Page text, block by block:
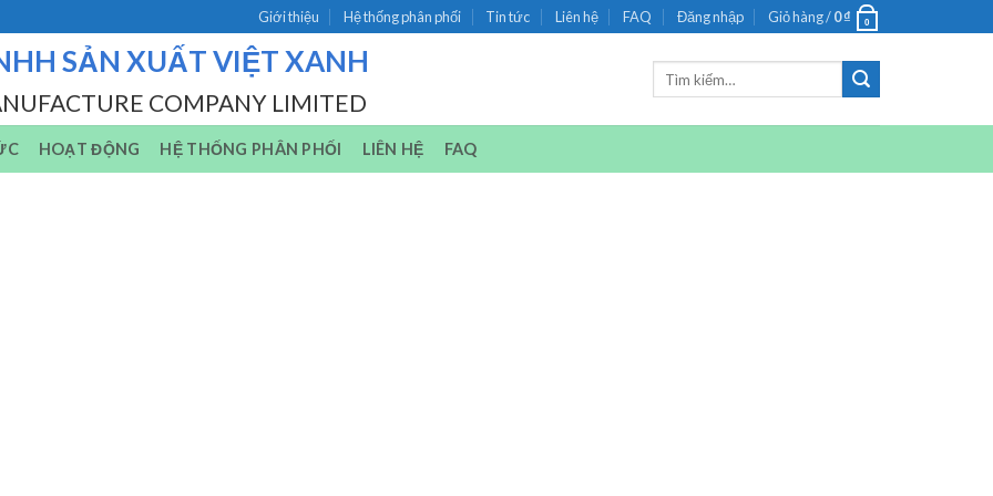
Giới thiệu Hệ thống phân phối Tin tức Liên hệ FAQ Đăng nhập Giỏ hàng /0₫ 0
SẢN XUẤT VIỆT XANH
COMPANY LIMITED
HOẠT ĐỘNG HỆ THỐNG PHÂN PHỐI LIÊN HỆ FAQ